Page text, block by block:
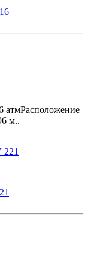
атмРасположение
м..